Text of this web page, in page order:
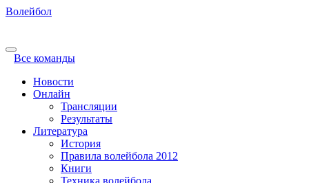
Волейбол
Все команды
Новости
Онлайн
Трансляции
Результаты
Литература
История
Правила волейбола 2012
Книги
Техника волейбола